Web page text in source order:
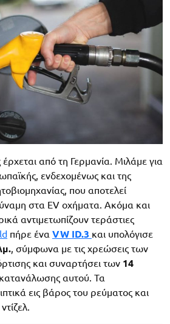
από τη Γερμανία. Μιλάμε για
ενδεχομένως και της
που αποτελεί
στα EV οχήματα. Ακόμα και
αντιμετωπίζουν τεράστιες
πήρε ένα VW ID.3 και υπολόγισε
, σύμφωνα με τις χρεώσεις των
και συναρτήσει των 14
αυτού. Τα
εις βάρος του ρεύματος και